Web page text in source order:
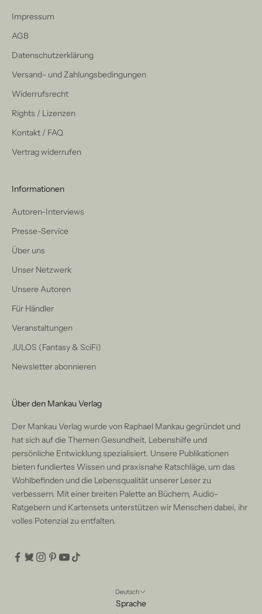
Impressum
AGB
Datenschutzerklärung
Versand- und Zahlungsbedingungen
Widerrufsrecht
Rights / Lizenzen
Kontakt / FAQ
Vertrag widerrufen
Informationen
Autoren-Interviews
Presse-Service
Über uns
Unser Netzwerk
Unsere Autoren
Für Händler
Veranstaltungen
JULOS (Fantasy & SciFi)
Newsletter abonnieren
Über den Mankau Verlag
Der Mankau Verlag wurde von Raphael Mankau gegründet und
hat sich auf die Themen Gesundheit, Lebenshilfe und
persönliche Entwicklung spezialisiert. Unsere Publikationen
bieten fundiertes Wissen und praxisnahe Ratschläge, um das
Wohlbefinden und die Lebensqualität unserer Leser zu
verbessern. Mit einer breiten Palette an Büchern, Audio-
Ratgebern und Kartensets unterstützen wir Menschen dabei, ihr
volles Potenzial zu entfalten.
Deutsch
Sprache